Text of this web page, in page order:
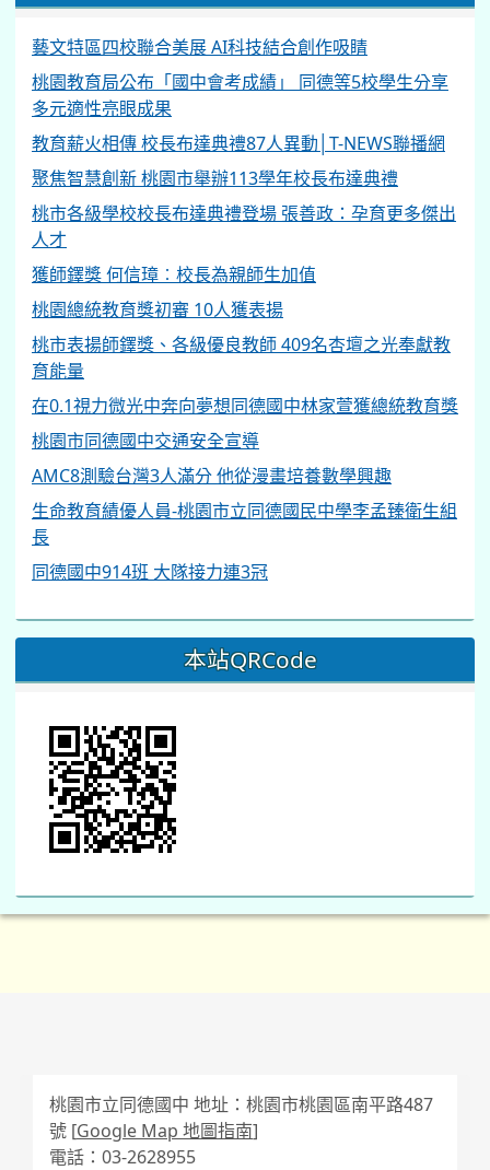
桃園教育局公布「國中會考成績」 同德等5校學生分享
多元適性亮眼成果
教育薪火相傳 校長布達典禮87人異動│T-NEWS聯播網
聚焦智慧創新 桃園市舉辦113學年校長布達典禮
桃市各級學校校長布達典禮登場 張善政：孕育更多傑出
人才
獲師鐸獎 何信璋︰校長為親師生加值
桃園總統教育獎初審 10人獲表揚
桃市表揚師鐸獎、各級優良教師 409名杏壇之光奉獻教
育能量
在0.1視力微光中奔向夢想同德國中林家萱獲總統教育獎
桃園市同德國中交通安全宣導
AMC8測驗台灣3人滿分 他從漫畫培養數學興趣
生命教育績優人員-桃園市立同德國民中學李孟臻衛生組
長
同德國中914班 大隊接力連3冠
本站QRCode
號 [Google Map 地圖指南]
電話：03-2628955
傳真：03-2628959 網站維護：資訊組